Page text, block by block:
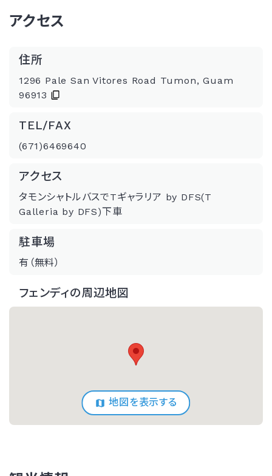
アクセス
住所
1296 Pale San Vitores Road Tumon, Guam
96913
TEL/FAX
(671)6469640
アクセス
タモンシャトルバスでTギャラリア by DFS(T
Galleria by DFS)下車
駐車場
有（無料）
フェンディの周辺地図
地図を表示する